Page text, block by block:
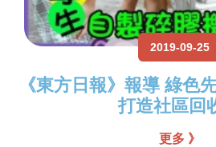
2019-09-25
《東方日報》報導 綠色
打造社區回
更多 》